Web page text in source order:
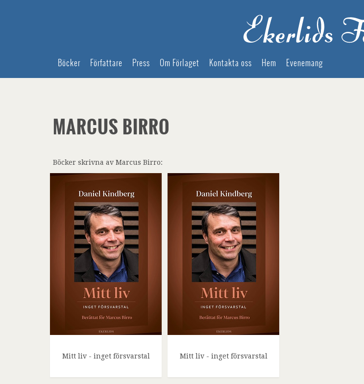
Böcker Författare Press Om Förlaget Kontakta oss Hem Evenemang
MARCUS BIRRO
Böcker skrivna av Marcus Birro:
Mitt liv - inget försvarstal Mitt liv - inget försvarstal